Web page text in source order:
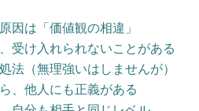
因は「価値観の相違」
受け入れられないことがある
法（無理強いはしませんが）
、他人にも正義がある